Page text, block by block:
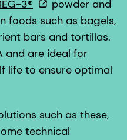
life to ensure optimal
such as these,
technical
can lose
and heat.
experienced